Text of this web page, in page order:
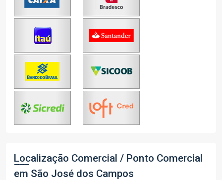
Localização Comercial / Ponto Comercial
em São José dos Campos